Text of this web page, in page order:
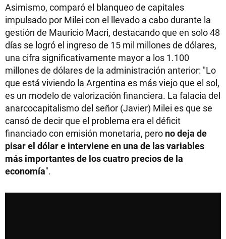
Asimismo, comparó el blanqueo de capitales
impulsado por Milei con el llevado a cabo durante la
gestión de Mauricio Macri, destacando que en solo 48
días se logró el ingreso de 15 mil millones de dólares,
una cifra significativamente mayor a los 1.100
millones de dólares de la administración anterior: "Lo
que está viviendo la Argentina es más viejo que el sol,
es un modelo de valorización financiera. La falacia del
anarcocapitalismo del señor (Javier) Milei es que se
cansó de decir que el problema era el déficit
financiado con emisión monetaria, pero no deja de
pisar el dólar e interviene en una de las variables
más importantes de los cuatro precios de la
economía".